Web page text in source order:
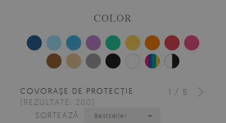
COLOR
1 / 5
COVORAȘE DE PROTECȚIE
[REZULTATE: 200]
SORTEAZĂ:
Bestseller